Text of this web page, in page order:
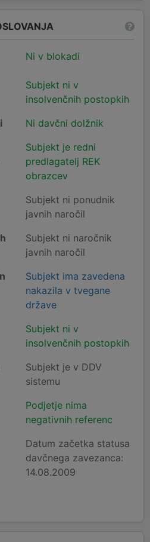
Ni v blokadi
Subjekt ni v
insolvenčnih postopkih
Ni davčni dolžnik
Subjekt je redni
predlagatelj REK
obrazcev
Subjekt ni ponudnik
javnih naročil
Subjekt ni naročnik
javnih naročil
Subjekt ima zavedena
nakazila v tvegane
države
Subjekt ni v
insolvenčnih postopkih
Subjekt je v DDV
sistemu
Podjetje nima
negativnih referenc
Datum začetka statusa
davčnega zavezanca:
14.08.2009